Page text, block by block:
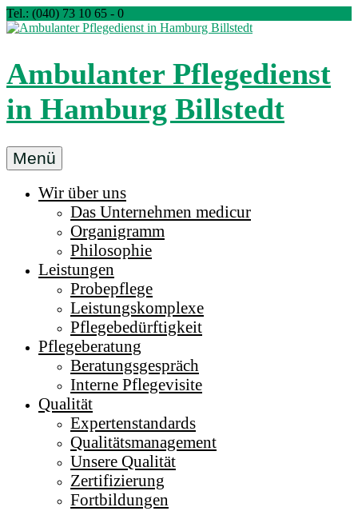
Zum
Inhalt
Tel.: (040) 73 10 65 - 0
Ambulanter Pflegedienst
in Hamburg Billstedt
Ambulanter
Pflegedienst
medicur
Billstedt
Hamburg
Menü
Wir über uns
Das Unternehmen medicur
Organigramm
Philosophie
Leistungen
Probepflege
Leistungskomplexe
Pflegebedürftigkeit
Pflegeberatung
Beratungsgespräch
Interne Pflegevisite
Qualität
Expertenstandards
Qualitätsmanagement
Unsere Qualität
Zertifizierung
Fortbildungen